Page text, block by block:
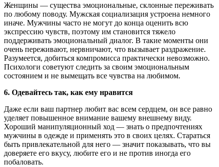
Женщины — существа эмоциональные, склонные переживать
по любому поводу. Мужская социализация устроена немного
иначе. Мужчины часто не могут до конца оценить всю
экспрессию чувств, поэтому им становится тяжело
поддерживать эмоциональный диалог. В такие моменты они
очень переживают, нервничают, что вызывает раздражение.
Разумеется, добиться компромисса практически невозможно.
Психологи советуют следить за своим эмоциональным
состоянием и не вымещать все чувства на любимом.
6. Одевайтесь так, как ему нравится
Даже если ваш партнер любит вас всем сердцем, он все равно
уделяет повышенное внимание вашему внешнему виду.
Хороший манипуляционный ход — знать о предпочтениях
мужчины в одежде и применять это в своих целях. Стараться
быть привлекательной для него — значит показывать, что вы
доверяете его вкусу, любите его и не против иногда его
побаловать.